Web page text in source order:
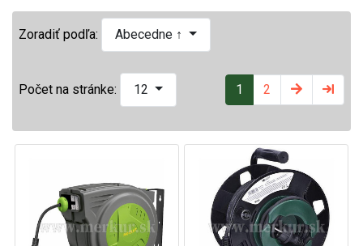
Zoradiť podľa: Abecedne ↑
Počet na stránke: 12 1 2